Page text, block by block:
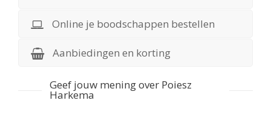
Online je boodschappen bestellen
Aanbiedingen en korting
Geef jouw mening over Poiesz
Harkema